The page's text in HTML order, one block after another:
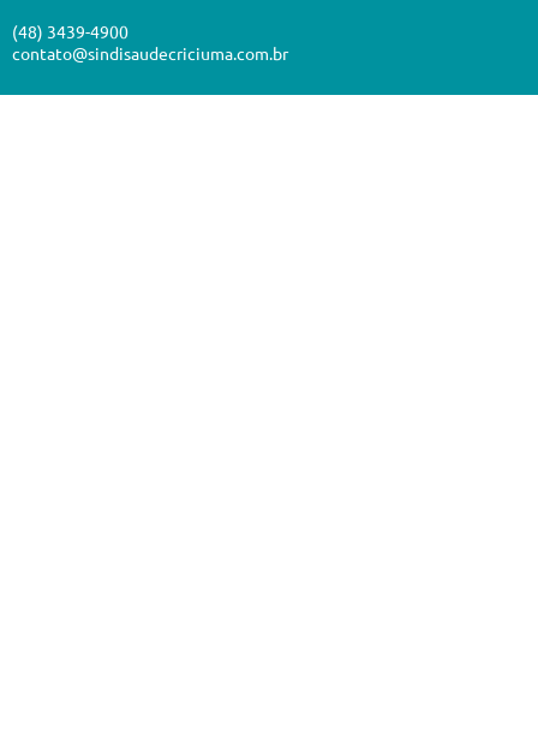
(48) 3439-4900
contato@sindisaudecriciuma.com.br